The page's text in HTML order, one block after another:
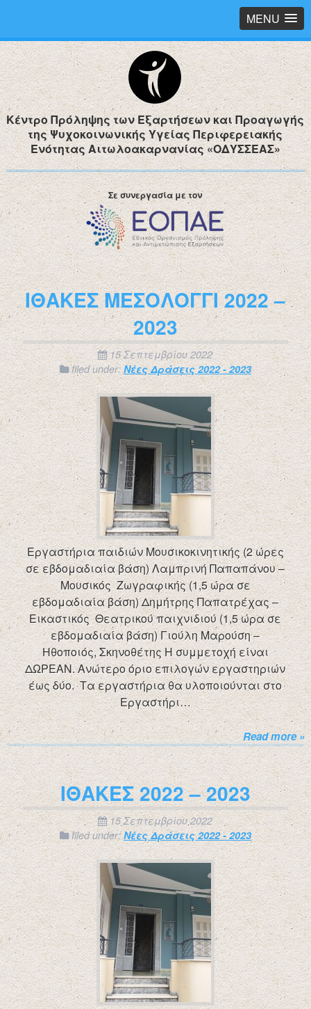
MENU
Κέντρο Πρόληψης των Εξαρτήσεων και Προαγωγής
της Ψυχοκοινωνικής Υγείας Περιφερειακής
Ενότητας Αιτωλοακαρνανίας «ΟΔΥΣΣΕΑΣ»
Σε συνεργασία με τον
ΙΘΑΚΕΣ ΜΕΣΟΛΟΓΓΙ 2022 –
2023
15 Σεπτεμβρίου 2022
filed under:Νέες Δράσεις 2022 - 2023
Εργαστήρια παιδιών Μουσικοκινητικής (2 ώρες
σε εβδομαδιαία βάση) Λαμπρινή Παπαπάνου –
Μουσικός Ζωγραφικής (1,5 ώρα σε
εβδομαδιαία βάση) Δημήτρης Παπατρέχας –
Εικαστικός Θεατρικού παιχνιδιού (1,5 ώρα σε
εβδομαδιαία βάση) Γιούλη Μαρούση –
Ηθοποιός, Σκηνοθέτης Η συμμετοχή είναι
ΔΩΡΕΑΝ. Ανώτερο όριο επιλογών εργαστηριών
έως δύο. Τα εργαστήρια θα υλοποιούνται στο
Εργαστήρι…
Read more »
ΙΘΑΚΕΣ 2022 – 2023
15 Σεπτεμβρίου 2022
filed under:Νέες Δράσεις 2022 - 2023